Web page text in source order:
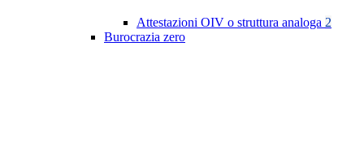
Attestazioni OIV o struttura analoga 2
Burocrazia zero